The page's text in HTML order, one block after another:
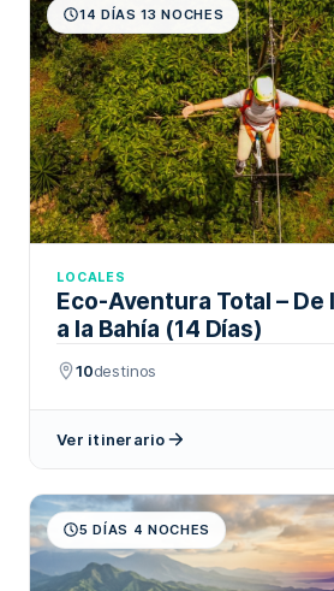
14 DÍAS 13 NOCHES
LOCALES
Eco-Aventura Total – De
a la Bahía (14 Días)
10destinos
Ver itinerario
5 DÍAS 4 NOCHES